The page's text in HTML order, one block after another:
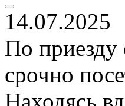
14.07.2025
По приезду
срочно